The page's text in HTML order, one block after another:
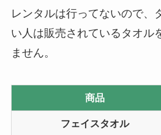
レンタルは行ってないので、
い人は販売されているタオル
ません。
商品
フェイスタオル